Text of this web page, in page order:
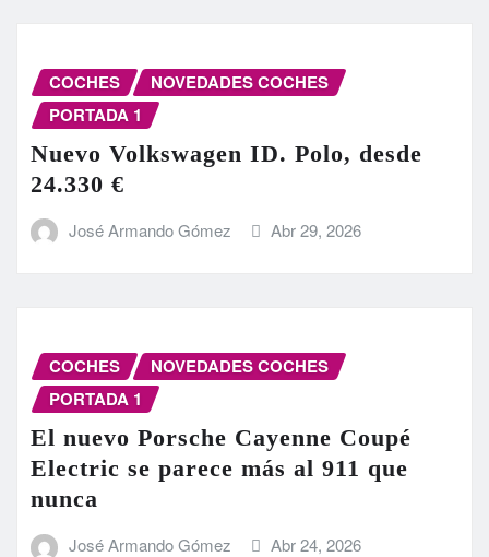
COCHES
NOVEDADES COCHES
PORTADA 1
Nuevo Volkswagen ID. Polo, desde
24.330 €
José Armando Gómez Abr 29, 2026
COCHES
NOVEDADES COCHES
PORTADA 1
El nuevo Porsche Cayenne Coupé
Electric se parece más al 911 que
nunca
José Armando Gómez Abr 24, 2026